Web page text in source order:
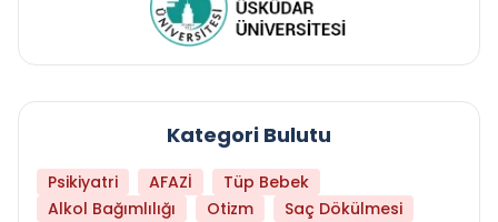
Kategori Bulutu
Psikiyatri AFAZİ
Tüp Bebek
Alkol Bağımlılığı
Otizm
Saç Dökülmesi